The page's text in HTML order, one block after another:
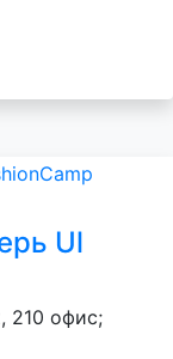
Ul
210 офис;